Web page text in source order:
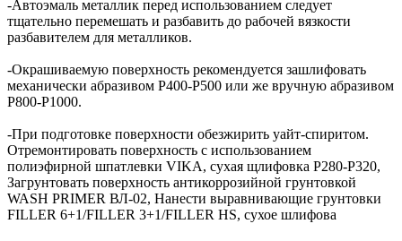
-Автоэмаль металлик перед использованием следует
тщательно перемешать и разбавить до рабочей вязкости
разбавителем для металликов.
-Окрашиваемую поверхность рекомендуется зашлифовать
механически абразивом Р400-Р500 или же вручную абразивом
Р800-Р1000.
-При подготовке поверхности обезжирить уайт-спиритом.
Отремонтировать поверхность с использованием
полиэфирной шпатлевки VIKA, сухая щлифовка P280-P320,
Загрунтовать поверхность антикоррозийной грунтовкой
WASH PRIMER ВЛ-02, Нанести выравнивающие грунтовки
FILLER 6+1/FILLER 3+1/FILLER HS, сухое шлифова